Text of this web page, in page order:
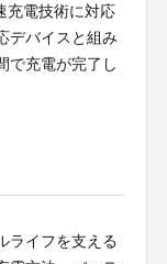
充電技術に対応
デバイスと組み
で充電が完了し
ライフを支える